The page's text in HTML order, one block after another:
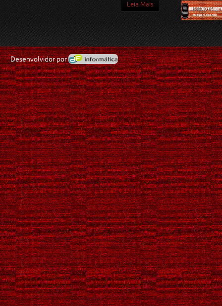
Leia Mais
Desenvolvidor por